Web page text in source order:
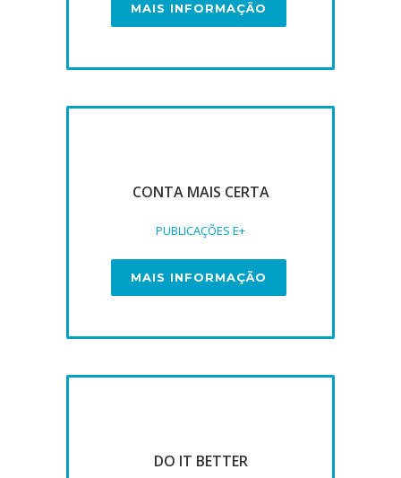
MAIS INFORMAÇÃO
CONTA MAIS CERTA
PUBLICAÇÕES E+
MAIS INFORMAÇÃO
DO IT BETTER